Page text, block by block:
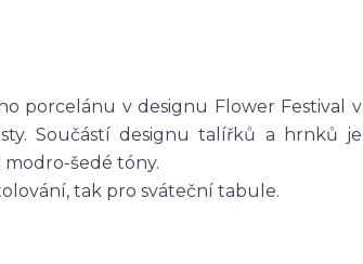
porcelánu v designu Flower Festival v
Součástí designu talířků a hrnků je
šedé tóny.
tak pro sváteční tabule.